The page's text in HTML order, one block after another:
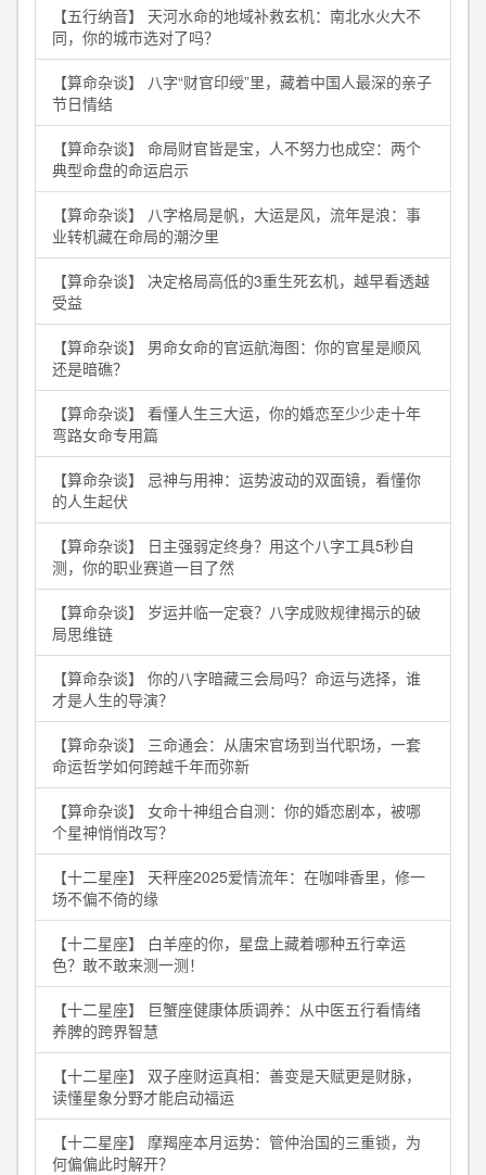
【五行纳音】 天河水命的地域补救玄机：南北水火大不
同，你的城市选对了吗？
【算命杂谈】 八字“财官印绶”里，藏着中国人最深的亲子
节日情结
【算命杂谈】 命局财官皆是宝，人不努力也成空：两个
典型命盘的命运启示
【算命杂谈】 八字格局是帆，大运是风，流年是浪：事
业转机藏在命局的潮汐里
【算命杂谈】 决定格局高低的3重生死玄机，越早看透越
受益
【算命杂谈】 男命女命的官运航海图：你的官星是顺风
还是暗礁？
【算命杂谈】 看懂人生三大运，你的婚恋至少少走十年
弯路女命专用篇
【算命杂谈】 忌神与用神：运势波动的双面镜，看懂你
的人生起伏
【算命杂谈】 日主强弱定终身？用这个八字工具5秒自
测，你的职业赛道一目了然
【算命杂谈】 岁运并临一定衰？八字成败规律揭示的破
局思维链
【算命杂谈】 你的八字暗藏三会局吗？命运与选择，谁
才是人生的导演？
【算命杂谈】 三命通会：从唐宋官场到当代职场，一套
命运哲学如何跨越千年而弥新
【算命杂谈】 女命十神组合自测：你的婚恋剧本，被哪
个星神悄悄改写？
【十二星座】 天秤座2025爱情流年：在咖啡香里，修一
场不偏不倚的缘
【十二星座】 白羊座的你，星盘上藏着哪种五行幸运
色？敢不敢来测一测！
【十二星座】 巨蟹座健康体质调养：从中医五行看情绪
养脾的跨界智慧
【十二星座】 双子座财运真相：善变是天赋更是财脉，
读懂星象分野才能启动福运
【十二星座】 摩羯座本月运势：管仲治国的三重锁，为
何偏偏此时解开？